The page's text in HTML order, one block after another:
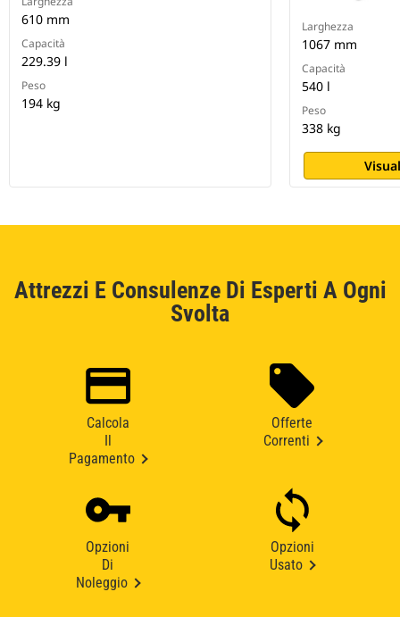
610 mm
Capacità
229.39 l
Peso
194 kg
Larghezza
1067 mm
Capacità
540 l
Peso
338 kg
Attrezzi E Consulenze Di Esperti A Ogni
Svolta
Calcola
Pagamento
Offerte
Correnti
Opzioni
Di
Noleggio
Opzioni
Usato